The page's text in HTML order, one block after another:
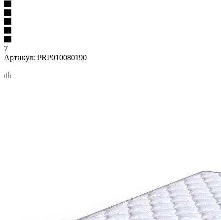
7
Артикул: PRP010080190